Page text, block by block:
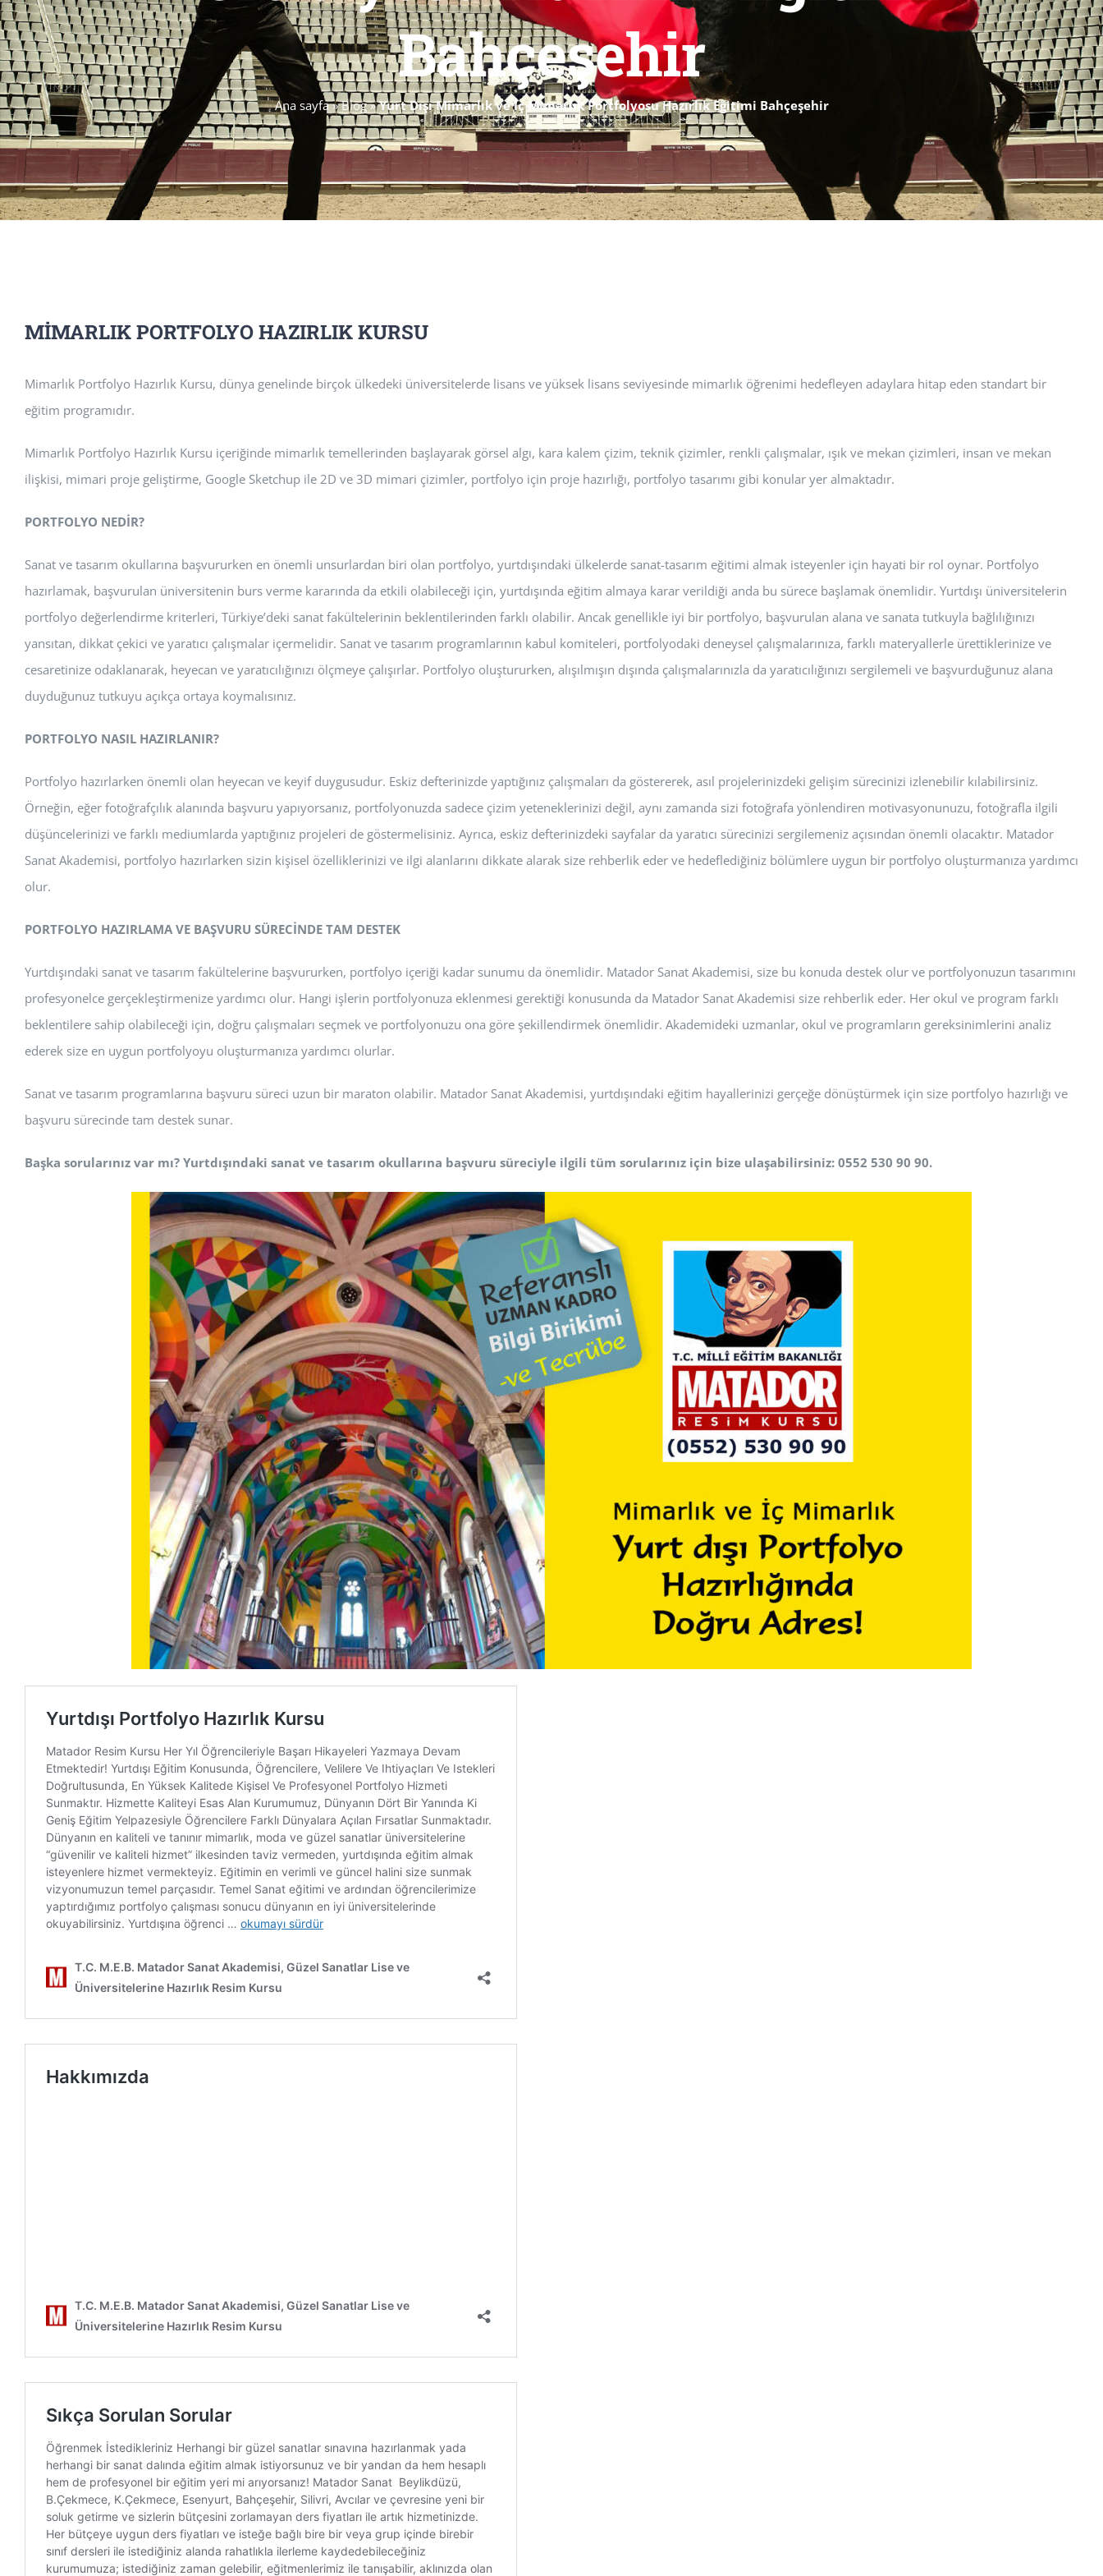
Bahçeşehir
Ana sayfa»Blog»Yurt Dışı Mimarlık ve İç Mimarlık Portfolyosu Hazırlık Eğitimi Bahçeşehir
MİMARLIK PORTFOLYO HAZIRLIK KURSU
Mimarlık Portfolyo Hazırlık Kursu, dünya genelinde birçok ülkedeki üniversitelerde lisans ve yüksek lisans seviyesinde mimarlık öğrenimi hedefleyen adaylara hitap eden standart bir
eğitim programıdır.
Mimarlık Portfolyo Hazırlık Kursu içeriğinde mimarlık temellerinden başlayarak görsel algı, kara kalem çizim, teknik çizimler, renkli çalışmalar, ışık ve mekan çizimleri, insan ve mekan
ilişkisi, mimari proje geliştirme, Google Sketchup ile 2D ve 3D mimari çizimler, portfolyo için proje hazırlığı, portfolyo tasarımı gibi konular yer almaktadır.
PORTFOLYO NEDİR?
Sanat ve tasarım okullarına başvururken en önemli unsurlardan biri olan portfolyo, yurtdışındaki ülkelerde sanat-tasarım eğitimi almak isteyenler için hayati bir rol oynar. Portfolyo
hazırlamak, başvurulan üniversitenin burs verme kararında da etkili olabileceği için, yurtdışında eğitim almaya karar verildiği anda bu sürece başlamak önemlidir. Yurtdışı üniversitelerin
portfolyo değerlendirme kriterleri, Türkiye’deki sanat fakültelerinin beklentilerinden farklı olabilir. Ancak genellikle iyi bir portfolyo, başvurulan alana ve sanata tutkuyla bağlılığınızı
yansıtan, dikkat çekici ve yaratıcı çalışmalar içermelidir. Sanat ve tasarım programlarının kabul komiteleri, portfolyodaki deneysel çalışmalarınıza, farklı materyallerle ürettiklerinize ve
cesaretinize odaklanarak, heyecan ve yaratıcılığınızı ölçmeye çalışırlar. Portfolyo oluştururken, alışılmışın dışında çalışmalarınızla da yaratıcılığınızı sergilemeli ve başvurduğunuz alana
duyduğunuz tutkuyu açıkça ortaya koymalısınız.
PORTFOLYO NASIL HAZIRLANIR?
Portfolyo hazırlarken önemli olan heyecan ve keyif duygusudur. Eskiz defterinizde yaptığınız çalışmaları da göstererek, asıl projelerinizdeki gelişim sürecinizi izlenebilir kılabilirsiniz.
Örneğin, eğer fotoğrafçılık alanında başvuru yapıyorsanız, portfolyonuzda sadece çizim yeteneklerinizi değil, aynı zamanda sizi fotoğrafa yönlendiren motivasyonunuzu, fotoğrafla ilgili
düşüncelerinizi ve farklı mediumlarda yaptığınız projeleri de göstermelisiniz. Ayrıca, eskiz defterinizdeki sayfalar da yaratıcı sürecinizi sergilemeniz açısından önemli olacaktır. Matador
Sanat Akademisi, portfolyo hazırlarken sizin kişisel özelliklerinizi ve ilgi alanlarını dikkate alarak size rehberlik eder ve hedeflediğiniz bölümlere uygun bir portfolyo oluşturmanıza yardımcı
olur.
PORTFOLYO HAZIRLAMA VE BAŞVURU SÜRECİNDE TAM DESTEK
Yurtdışındaki sanat ve tasarım fakültelerine başvururken, portfolyo içeriği kadar sunumu da önemlidir. Matador Sanat Akademisi, size bu konuda destek olur ve portfolyonuzun tasarımını
profesyonelce gerçekleştirmenize yardımcı olur. Hangi işlerin portfolyonuza eklenmesi gerektiği konusunda da Matador Sanat Akademisi size rehberlik eder. Her okul ve program farklı
beklentilere sahip olabileceği için, doğru çalışmaları seçmek ve portfolyonuzu ona göre şekillendirmek önemlidir. Akademideki uzmanlar, okul ve programların gereksinimlerini analiz
ederek size en uygun portfolyoyu oluşturmanıza yardımcı olurlar.
Sanat ve tasarım programlarına başvuru süreci uzun bir maraton olabilir. Matador Sanat Akademisi, yurtdışındaki eğitim hayallerinizi gerçeğe dönüştürmek için size portfolyo hazırlığı ve
başvuru sürecinde tam destek sunar.
Başka sorularınız var mı? Yurtdışındaki sanat ve tasarım okullarına başvuru süreciyle ilgili tüm sorularınız için bize ulaşabilirsiniz: 0552 530 90 90.